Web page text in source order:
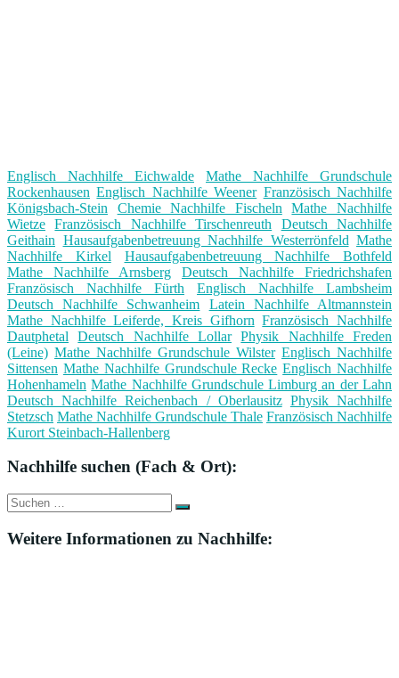
Englisch Nachhilfe Eichwalde
Mathe Nachhilfe Grundschule
Rockenhausen Englisch Nachhilfe Weener Französisch Nachhilfe
Königsbach-Stein
Chemie Nachhilfe Fischeln
Mathe Nachhilfe
Wietze
Französisch Nachhilfe Tirschenreuth
Deutsch Nachhilfe
Geithain Hausaufgabenbetreuung Nachhilfe Westerrönfeld Mathe
Nachhilfe Kirkel
Hausaufgabenbetreuung Nachhilfe Bothfeld
Mathe Nachhilfe Arnsberg
Deutsch Nachhilfe Friedrichshafen
Französisch Nachhilfe Fürth
Englisch Nachhilfe Lambsheim
Deutsch Nachhilfe Schwanheim
Latein Nachhilfe Altmannstein
Mathe Nachhilfe Leiferde, Kreis Gifhorn Französisch Nachhilfe
Dautphetal
Deutsch Nachhilfe Lollar
Physik Nachhilfe Freden
(Leine) Mathe Nachhilfe Grundschule Wilster Englisch Nachhilfe
Sittensen Mathe Nachhilfe Grundschule Recke Englisch Nachhilfe
Hohenhameln Mathe Nachhilfe Grundschule Limburg an der Lahn
Deutsch Nachhilfe Reichenbach / Oberlausitz Physik Nachhilfe
Stetzsch Mathe Nachhilfe Grundschule Thale Französisch Nachhilfe
Kurort Steinbach-Hallenberg
Nachhilfe suchen (Fach & Ort):
Suche
nach:
Suchen
Weitere Informationen zu Nachhilfe: